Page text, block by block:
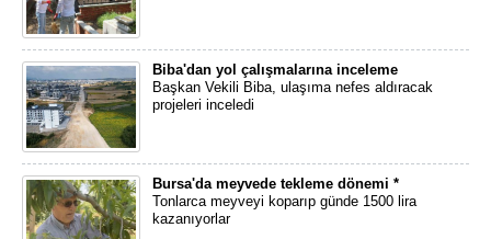
Biba'dan yol çalışmalarına inceleme
Başkan Vekili Biba, ulaşıma nefes aldıracak
projeleri inceledi
Bursa'da meyvede tekleme dönemi *
Tonlarca meyveyi koparıp günde 1500 lira
kazanıyorlar